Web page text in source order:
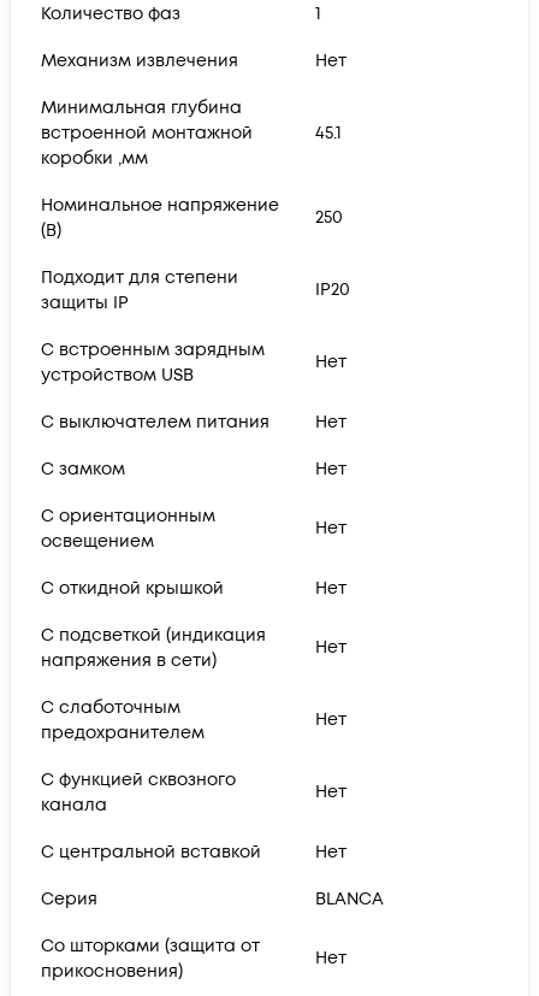
Количество фаз 1
Механизм извлечения Нет
Минимальная глубина
встроенной монтажной
коробки ,мм
45.1
Номинальное напряжение
(В)
250
Подходит для степени
защиты IP
IP20
С встроенным зарядным
устройством USB
Нет
С выключателем питания Нет
С замком Нет
С ориентационным
освещением
Нет
С откидной крышкой Нет
С подсветкой (индикация
напряжения в сети)
Нет
С слаботочным
предохранителем
Нет
С функцией сквозного
канала
Нет
С центральной вставкой Нет
Серия BLANCA
Со шторками (защита от
прикосновения)
Нет